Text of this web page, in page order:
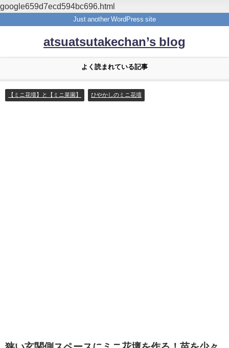
google659d7ecd594bc696.html
Just another WordPress site
atsuatsutakechan’s blog
よく読まれている記事
【ミニ花壇】と【ミニ菜園】 ひやかしのミニ花壇